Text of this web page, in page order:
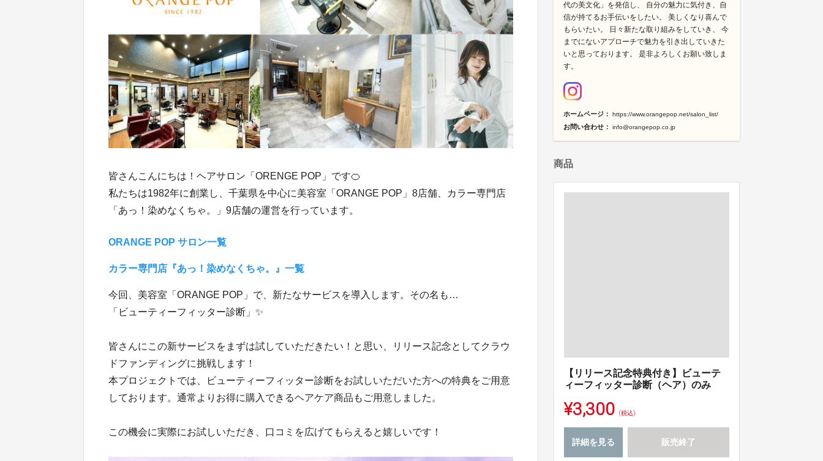
皆さんこんにちは！ヘアサロン「ORENGE POP」です🍊
私たちは1982年に創業し、千葉県を中心に美容室「ORANGE POP」8店舗、カラー専門店
「あっ！染めなくちゃ。」9店舗の運営を行っています。
ORANGE POP サロン一覧
カラー専門店『あっ！染めなくちゃ。』一覧
今回、美容室「ORANGE POP」で、新たなサービスを導入します。その名も…
「ビューティーフィッター診断」✨
皆さんにこの新サービスをまずは試していただきたい！と思い、リリース記念としてクラウ
ドファンディングに挑戦します！
本プロジェクトでは、ビューティーフィッター診断をお試しいただいた方への特典をご用意
しております。通常よりお得に購入できるヘアケア商品もご用意しました。
この機会に実際にお試しいただき、口コミを広げてもらえると嬉しいです！
代の美文化」を発信し、 自分の魅力に気付き、自
信が持てるお手伝いをしたい。 美しくなり喜んで
もらいたい。 日々新たな取り組みをしていき、 今
までにないアプローチで魅力を引き出していきた
いと思っております。 是非よろしくお願い致しま
す。
ホームページ： https://www.orangepop.net/salon_list/
お問い合わせ： info@orangepop.co.jp
商品
【リリース記念特典付き】ビューテ
ィーフィッター診断（ヘア）のみ
¥3,300 (税込)
詳細を見る 販売終了